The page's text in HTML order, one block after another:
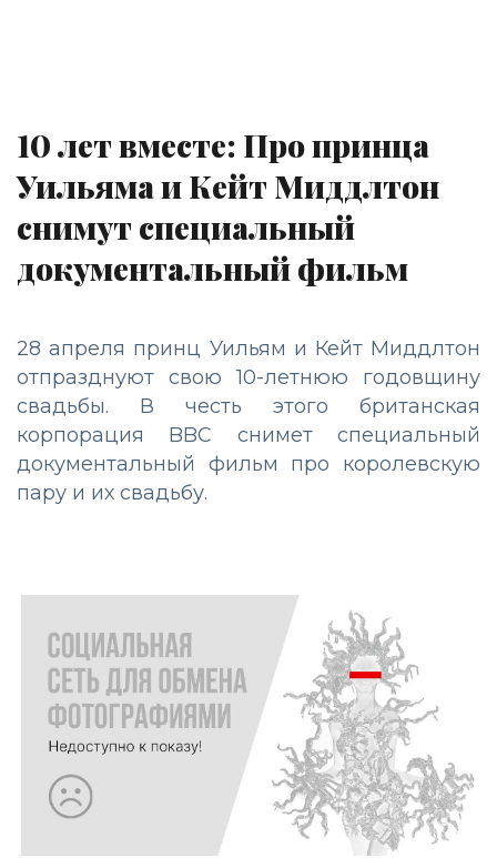
10 лет вместе: Про принца
Уильяма и Кейт Миддлтон
снимут специальный
документальный фильм
28 апреля принц Уильям и Кейт Миддлтон
отпразднуют свою 10-летнюю годовщину
свадьбы. В честь этого британская
корпорация BBC снимет специальный
документальный фильм про королевскую
пару и их свадьбу.